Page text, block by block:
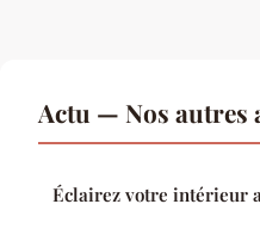
Actu — Nos autres
Éclairez votre intérieur